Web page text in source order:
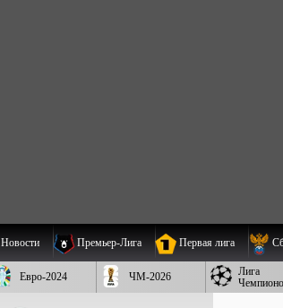
Новости Премьер-Лига Первая лига
Евро-2024 ЧМ-2026
Лига